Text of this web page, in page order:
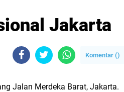
Jakarta
Komentar ()
Jalan Merdeka Barat, Jakarta.